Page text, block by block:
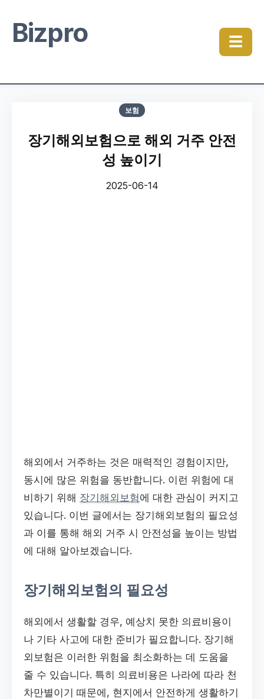
Bizpro ☰
보험
장기해외보험으로 해외 거주 안전
성 높이기
2025-06-14
해외에서 거주하는 것은 매력적인 경험이지만,
동시에 많은 위험을 동반합니다. 이런 위험에 대
비하기 위해 장기해외보험에 대한 관심이 커지고
있습니다. 이번 글에서는 장기해외보험의 필요성
과 이를 통해 해외 거주 시 안전성을 높이는 방법
에 대해 알아보겠습니다.
장기해외보험의 필요성
해외에서 생활할 경우, 예상치 못한 의료비용이
나 기타 사고에 대한 준비가 필요합니다. 장기해
외보험은 이러한 위험을 최소화하는 데 도움을
줄 수 있습니다. 특히 의료비용은 나라에 따라 천
차만별이기 때문에, 현지에서 안전하게 생활하기